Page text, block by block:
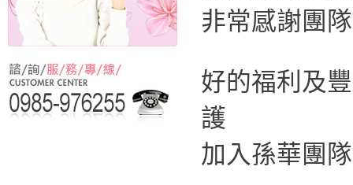
非常感謝團
好的福利及
護
加入孫華團